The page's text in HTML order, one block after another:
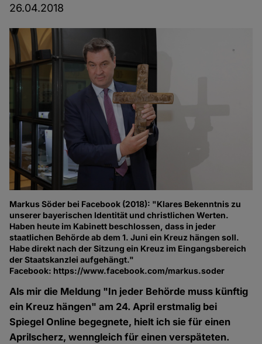
26.04.2018
Markus Söder bei Facebook (2018): "Klares Bekenntnis zu
unserer bayerischen Identität und christlichen Werten.
Haben heute im Kabinett beschlossen, dass in jeder
staatlichen Behörde ab dem 1. Juni ein Kreuz hängen soll.
Habe direkt nach der Sitzung ein Kreuz im Eingangsbereich
der Staatskanzlei aufgehängt."
Facebook: https://www.facebook.com/markus.soder
Als mir die Meldung "In jeder Behörde muss künftig
ein Kreuz hängen" am 24. April erstmalig bei
Spiegel Online begegnete, hielt ich sie für einen
Aprilscherz, wenngleich für einen verspäteten.